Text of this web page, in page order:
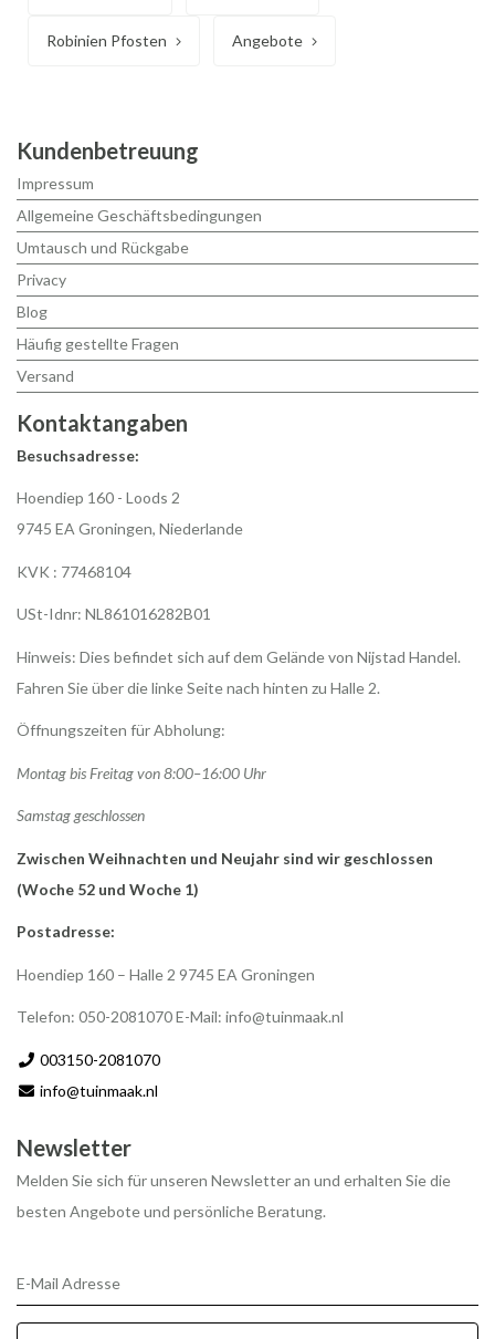
Robinien Pfosten Angebote
Kundenbetreuung
Impressum
Allgemeine Geschäftsbedingungen
Umtausch und Rückgabe
Privacy
Blog
Häufig gestellte Fragen
Versand
Kontaktangaben
Besuchsadresse:
Hoendiep 160 - Loods 2
9745 EA Groningen, Niederlande
KVK : 77468104
USt-Idnr: NL861016282B01
Hinweis: Dies befindet sich auf dem Gelände von Nijstad Handel.
Fahren Sie über die linke Seite nach hinten zu Halle 2.
Öffnungszeiten für Abholung:
Montag bis Freitag von 8:00–16:00 Uhr
Samstag geschlossen
Zwischen Weihnachten und Neujahr sind wir geschlossen
(Woche 52 und Woche 1)
Postadresse:
Hoendiep 160 – Halle 2 9745 EA Groningen
Telefon: 050-2081070 E-Mail: info@tuinmaak.nl
003150-2081070
info@tuinmaak.nl
Newsletter
Melden Sie sich für unseren Newsletter an und erhalten Sie die
besten Angebote und persönliche Beratung.
E-Mail Adresse